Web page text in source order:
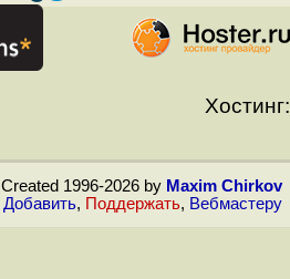
Хостинг:
Created 1996-2026 by Maxim Chirkov
Добавить, Поддержать, Вебмастеру